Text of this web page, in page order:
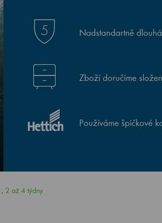
Nadstandartně
Zboží doručíme
Používáme špičkové
, 2 až 4 týdny